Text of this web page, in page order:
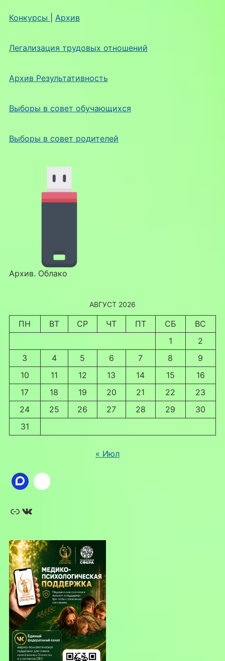
Конкурсы Архив
Легализация трудовых отношений
Архив Результативность
Выборы в совет обучающихся
Выборы в совет родителей
Архив. Облако
АВГУСТ 2026
ПН ВТ СР ЧТ ПТ СБ
ВС
1
2
3
4 5 6 7 8
9
10
11 12 13 14 15
16
17
18 19 20 21 22
23
24
25 26 27 28 29
30
31
« Июл